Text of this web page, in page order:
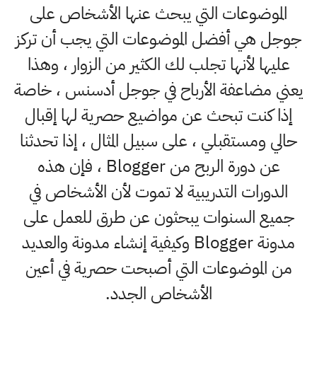
الموضوعات التي يبحث عنها الأشخاص على
جوجل هي أفضل الموضوعات التي يجب أن تركز
عليها لأنها تجلب لك الكثير من الزوار ، وهذا
يعني مضاعفة الأرباح في جوجل أدسنس ، خاصة
إذا كنت تبحث عن مواضيع حصرية لها إقبال
حالي ومستقبلي ، على سبيل المثال ، إذا تحدثنا
عن دورة الربح من Blogger ، فإن هذه
الدورات التدريبية لا تموت لأن الأشخاص في
جميع السنوات يبحثون عن طرق للعمل على
مدونة Blogger وكيفية إنشاء مدونة والعديد
من الموضوعات التي أصبحت حصرية في أعين
الأشخاص الجدد.